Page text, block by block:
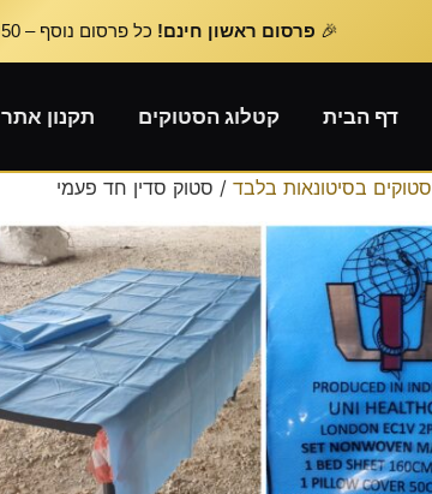
🎉 פרסום ראשון חינם! כל פרסום נוסף – ₪50 · 📲 הצטרפו לקבוצת הסוחרים והיבואנים הסגורה
דף הבית קטלוג הסטוקים תקנון אתר
סטוקים בסיטונאות בלבד / סטוק סדין חד פעמי